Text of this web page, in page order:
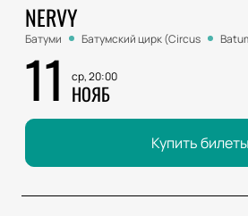
NERVY
Батуми Батумский цирк (Circus
11 ср, 20:00
НОЯБ
Купить билеты